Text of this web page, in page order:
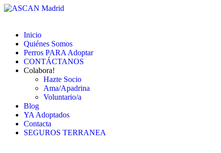
Inicio
Quiénes Somos
Perros PARA Adoptar
CONTÁCTANOS
Colabora!
Hazte Socio
Ama/Apadrina
Voluntario/a
Blog
YA Adoptados
Contacta
SEGUROS TERRANEA